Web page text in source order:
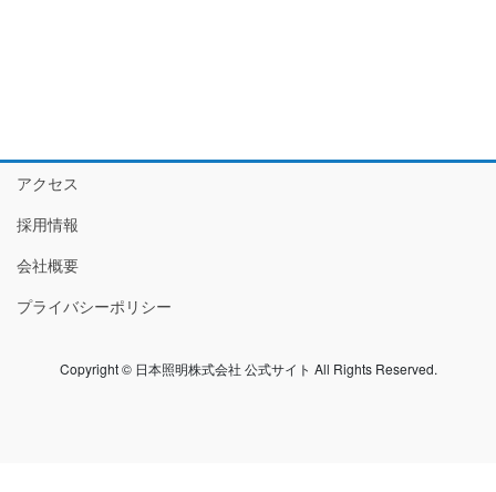
アクセス
採用情報
会社概要
プライバシーポリシー
Copyright © 日本照明株式会社 公式サイト All Rights Reserved.